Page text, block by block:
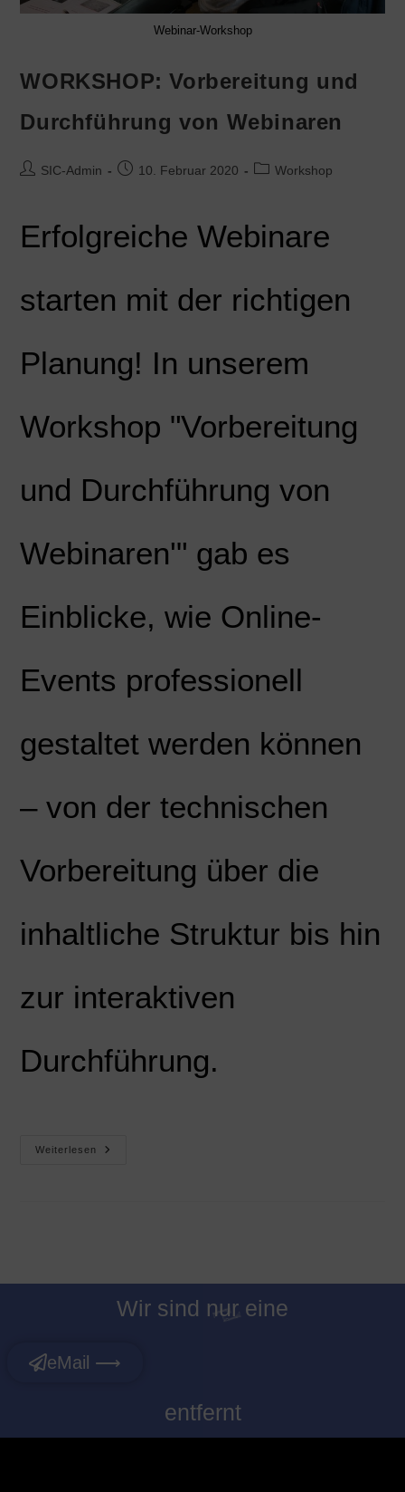
Webinar-Workshop
WORKSHOP: Vorbereitung und
Durchführung von Webinaren
SIC-Admin 10. Februar 2020 Workshop
Erfolgreiche Webinare
starten mit der richtigen
Planung! In unserem
Workshop "Vorbereitung
und Durchführung von
Webinaren'" gab es
Einblicke, wie Online-
Events professionell
gestaltet werden können
– von der technischen
Vorbereitung über die
inhaltliche Struktur bis hin
zur interaktiven
Durchführung.
Weiterlesen
Wir sind nur eine
eMail ⟶
entfernt